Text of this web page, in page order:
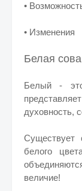
•
• Изменения
Белая сова
Белый -
духовность,
Существует
белого
величие!